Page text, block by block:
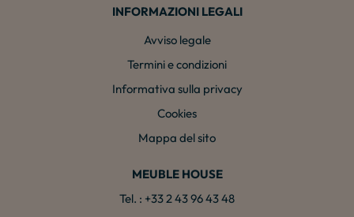
INFORMAZIONI LEGALI
Avviso legale
Termini e condizioni
Informativa sulla privacy
Cookies
Mappa del sito
MEUBLE HOUSE
Tel. : +33 2 43 96 43 48